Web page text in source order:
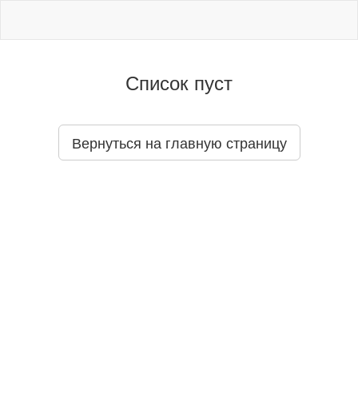
Список пуст
Вернуться на главную страницу